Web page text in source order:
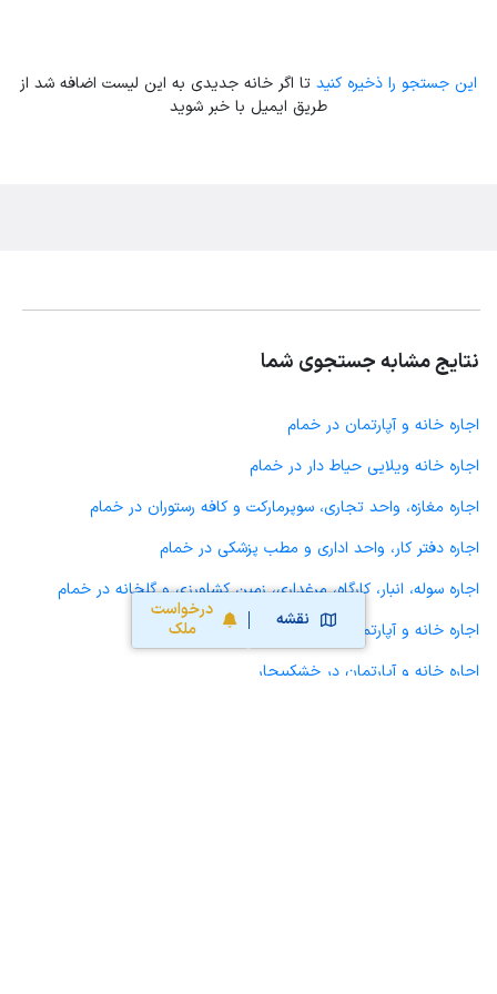
نقشه
درخواست
ملک
این جستجو را ذخیره کنید تا اگر خانه جدیدی به این لیست اضافه شد از
طریق ایمیل با خبر شوید
نتایج مشابه جستجوی شما
اجاره خانه و آپارتمان در خمام
اجاره خانه ویلایی حیاط دار در خمام
اجاره مغازه، واحد تجاری، سوپرمارکت و کافه رستوران در خمام
اجاره دفتر کار، واحد اداری و مطب پزشکی در خمام
اجاره سوله، انبار، کارگاه، مرغداری، زمین کشاورزی و گلخانه در خمام
اجاره خانه و آپارتمان در رشت
اجاره خانه و آپارتمان در خشکبیجار